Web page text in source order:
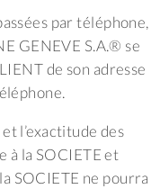
par téléphone,
GENEVE S.A.® se
de son adresse
l’exactitude des
à la SOCIETE et
SOCIETE ne pourra